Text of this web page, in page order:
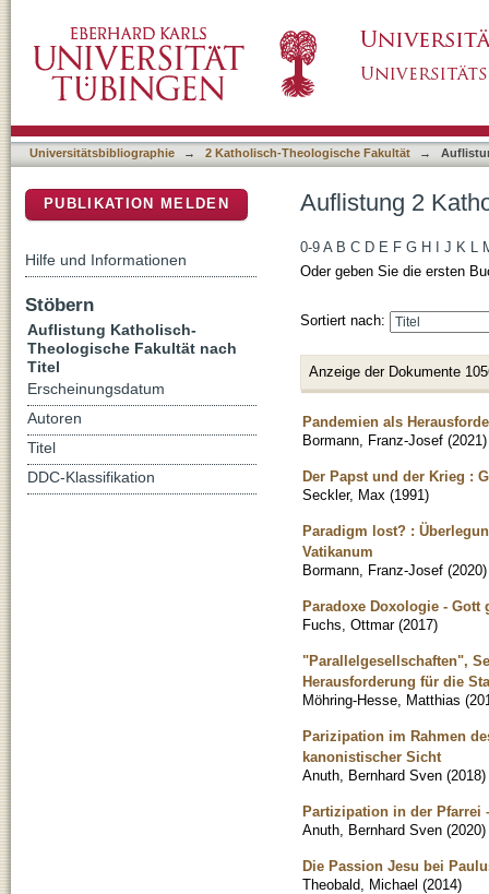
Universitätsbibliographie → 2 Katholisch-Theologische Fakultät →
Auflistung 2
0-9 A B C D E F G H J K L
Oder geben Sie die ersten
Sortiert nach:
Anzeige der Dokumente
Pandemien als
Bormann, Franz-Josef (2021)
Der Papst und der Krieg :
Seckler, Max (1991)
Paradigm lost? :
Vatikanum
Bormann, Franz-Josef (2020)
Paradoxe Doxologie - Gott
Fuchs, Ottmar (2017)
"Parallelgesellschaften",
Herausforderung für die
Möhring-Hesse, Matthias (
Parizipation im Rahmen
kanonistischer Sicht
Anuth, Bernhard Sven (2018)
Partizipation in der Pfarrei
Anuth, Bernhard Sven (2020)
Die Passion Jesu bei
Theobald, Michael (2014)
PUBLIKATION MELDEN
Hilfe und Informationen
Stöbern
Auflistung Katholisch-
Theologische Fakultät nach
Titel
Erscheinungsdatum
Autoren
Titel
DDC-Klassifikation